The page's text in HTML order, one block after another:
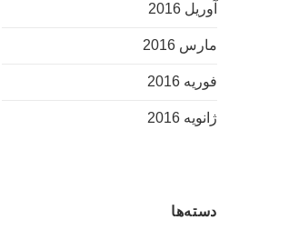
آوریل 2016
مارس 2016
فوریه 2016
ژانویه 2016
دسته‌ها